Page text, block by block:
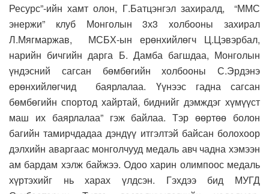
Ресурс”-ийн хамт олон, Г.Батцэнгэл захиралд, “ММС
энержи” клуб Монголын 3х3 холбооны захирал
Л.Мягмаржав, МСБХ-ын ерөнхийлөгч Ц.Цэвэрбал,
нарийн бичгийн дарга Б. Дамба багшдаа, Монголын
үндэсний сагсан бөмбөгийн холбооны С.Эрдэнэ
ерөнхийлөгчид баярлалаа. Үүнээс гадна сагсан
бөмбөгийн спортод хайртай, биднийг дэмждэг хүмүүст
маш их баярлалаа” гэж байлаа. Тэр өөртөө болон
багийн тамирчдадаа дэндүү итгэлтэй байсан болохоор
дэлхийн аваргаас монголчууд медаль авч чадна хэмээн
ам бардам хэлж байжээ. Одоо харин олимпоос медаль
хүртэхийг нь харах үлдсэн. Гэхдээ бид МУГД